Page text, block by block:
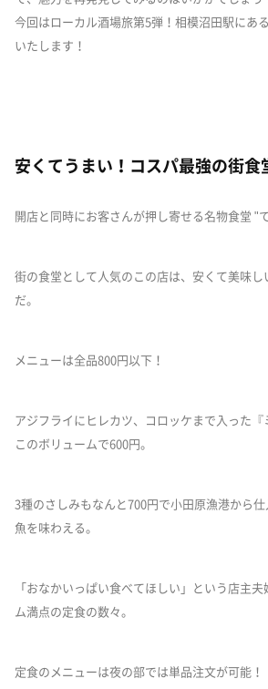
今回はローカル酒場旅第5弾！相模沼田駅にあ
いたします！
安くてうまい！コスパ最強の街食
開店と同時にお客さんが押し寄せる名物食堂 "
街の食堂として人気のこの店は、安くて美味し
だ。
メニューは全品800円以下！
アジフライにヒレカツ、コロッケまで入った『
このボリュームで600円。
3種のさしみもなんと700円で小田原漁港から
魚を味わえる。
「おなかいっぱい食べてほしい」という店主
ム満点の定食の数々。
定食のメニューは夜の部では単品注文が可能！